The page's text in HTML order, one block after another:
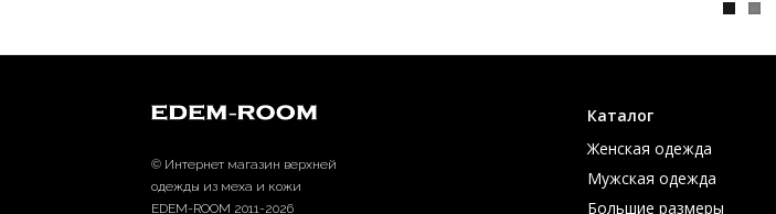
© Интернет магазин верхней
одежды из меха и кожи
EDEM-ROOM 2011-2026
Каталог
Женская одежда
Мужская одежда
Большие размеры